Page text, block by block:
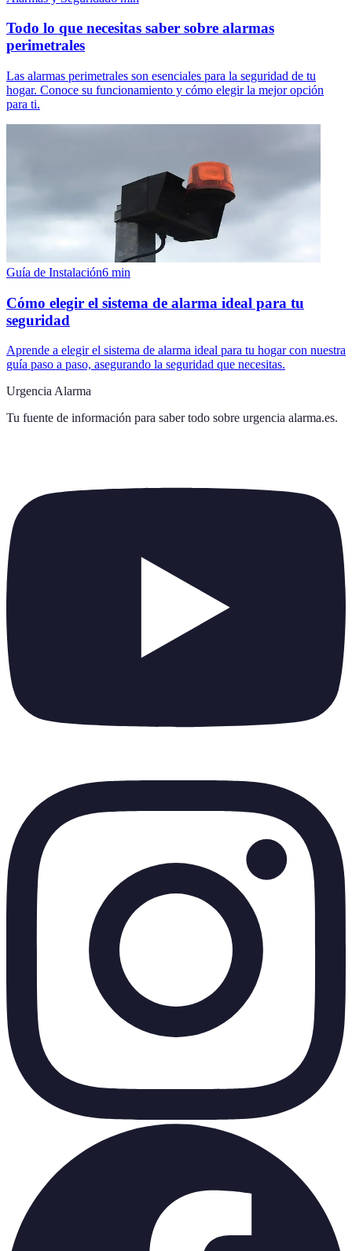
Todo lo que necesitas saber sobre alarmas
perimetrales
Las alarmas perimetrales son esenciales para la seguridad de tu
hogar. Conoce su funcionamiento y cómo elegir la mejor opción
para ti.
Guía de Instalación6 min
Cómo elegir el sistema de alarma ideal para tu
seguridad
Aprende a elegir el sistema de alarma ideal para tu hogar con nuestra
guía paso a paso, asegurando la seguridad que necesitas.
Urgencia Alarma
Tu fuente de información para saber todo sobre urgencia alarma.es.